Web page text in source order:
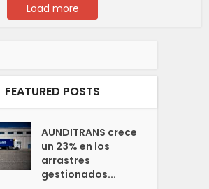
Load more
FEATURED POSTS
AUNDITRANS crece
un 23% en los
arrastres
gestionados...